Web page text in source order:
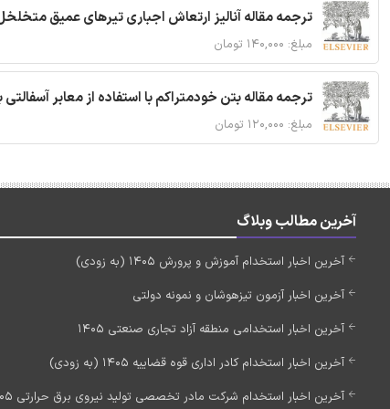
ترجمه مقاله آنالیز ارتعاش اجباری تیرهای عمیق
مبلغ: ۱۴۰,۰۰۰ تومان
ترجمه مقاله بتن خودمتراکم با استفاده از معابر آسفالتی
مبلغ: ۱۲۰,۰۰۰ تومان
آخرین مطالب وبلاگ
آخرین اخبار استخدام آموزش و پرورش 1405 (به زودی)
آخرین اخبار آزمون تیزهوشان و نمونه دولتی
آخرین اخبار استخدامی منطقه آزاد تجاری صنعتی 1405
آخرین اخبار استخدام کادر اداری قوه قضاییه 1405 (به زودی)
آخرین اخبار استخدام شرکت مادر تخصصی تولید نیروی برق حرارتی 1405 (استخدام جدید)